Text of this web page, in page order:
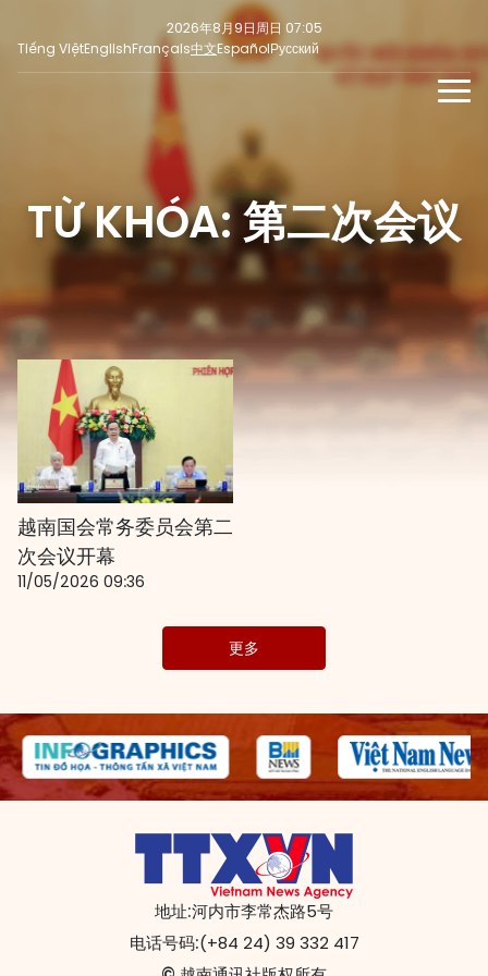
2026年8月9日周日 07:05
Tiếng ViệtEnglishFrançais中文EspañolРусский
最新
焦点
意见
多媒体
社交新闻
新闻稿
TỪ KHÓA: 第二次会议
越南国会常务委员会第二
次会议开幕
11/05/2026 09:36
更多
地址:河内市李常杰路5号
电话号码:(+84 24) 39 332 417